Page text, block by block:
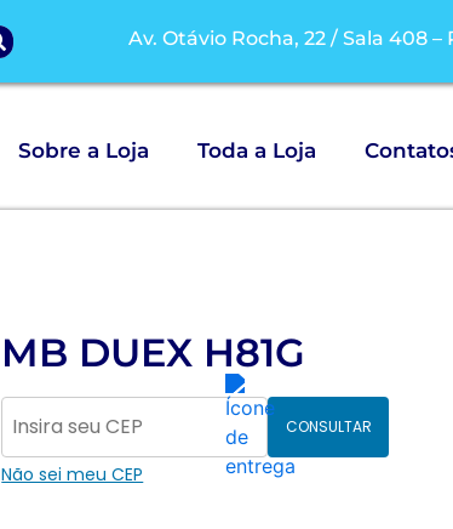
Av. Otávio Rocha, 22 / Sala 408
Sobre a Loja Toda a Loja
MB DUEX H81G
CONSULTAR
Não sei meu CEP